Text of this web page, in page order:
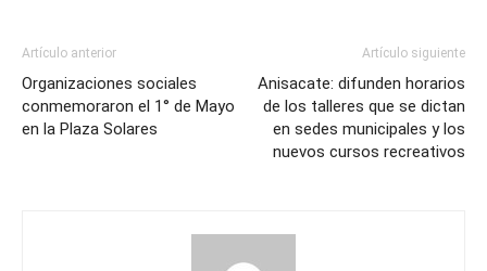
Artículo anterior
Organizaciones sociales
conmemoraron el 1° de Mayo
en la Plaza Solares
Artículo siguiente
Anisacate: difunden horarios
de los talleres que se dictan
en sedes municipales y los
nuevos cursos recreativos